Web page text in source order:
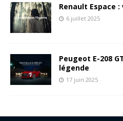
Renault Espace
6 juillet 2025
Peugeot E-208
légende
17 juin 2025